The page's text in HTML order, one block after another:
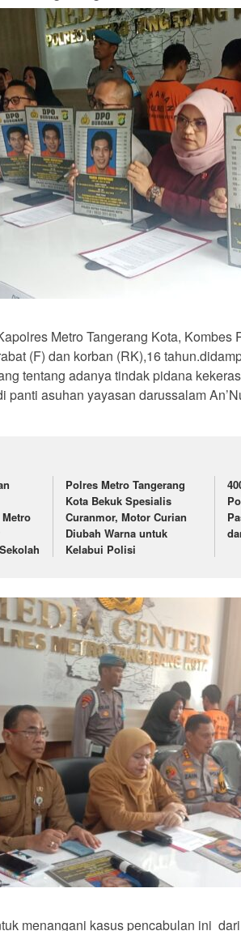
Metro Tangerang Kota, Kombes
(F) dan korban (RK),16
tentang adanya tindak pidana
panti asuhan yayasan darussalam
Polres Metro Tangerang
Kota Bekuk Spesialis
Curanmor, Motor Curian
Diubah Warna untuk
Kelabui Polisi
menangani kasus pencabulan ini